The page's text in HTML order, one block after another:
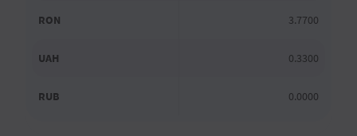
RON 3.7700
UAH 0.3300
RUB 0.0000